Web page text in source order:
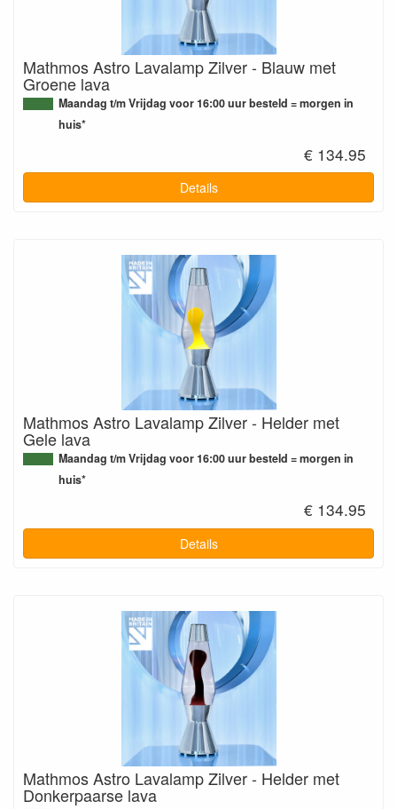
Mathmos Astro Lavalamp Zilver - Blauw met
Groene lava
Maandag t/m Vrijdag voor 16:00 uur besteld = morgen in
huis*
€ 134.95
Details
Mathmos Astro Lavalamp Zilver - Helder met
Gele lava
Maandag t/m Vrijdag voor 16:00 uur besteld = morgen in
huis*
€ 134.95
Details
Mathmos Astro Lavalamp Zilver - Helder met
Donkerpaarse lava